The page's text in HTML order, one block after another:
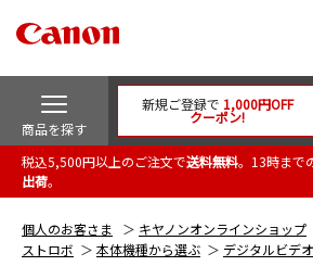
商品を探す
新規ご登録で 1,000円OFF
クーポン!
税込5,500円以上のご注文で送料無料。13時まで
出荷。
個人のお客さま キヤノンオンラインショップ
ストロボ
本体機種から選ぶ デジタルビデ